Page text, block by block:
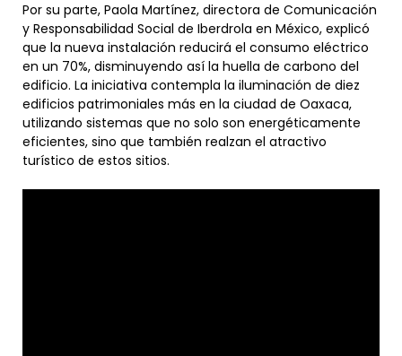
Por su parte, Paola Martínez, directora de Comunicación
y Responsabilidad Social de Iberdrola en México, explicó
que la nueva instalación reducirá el consumo eléctrico
en un 70%, disminuyendo así la huella de carbono del
edificio. La iniciativa contempla la iluminación de diez
edificios patrimoniales más en la ciudad de Oaxaca,
utilizando sistemas que no solo son energéticamente
eficientes, sino que también realzan el atractivo
turístico de estos sitios.